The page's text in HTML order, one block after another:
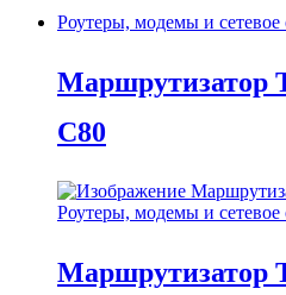
Роутеры, модемы и сетевое
Маршрутизатор
C80
Роутеры, модемы и сетевое
Маршрутизатор